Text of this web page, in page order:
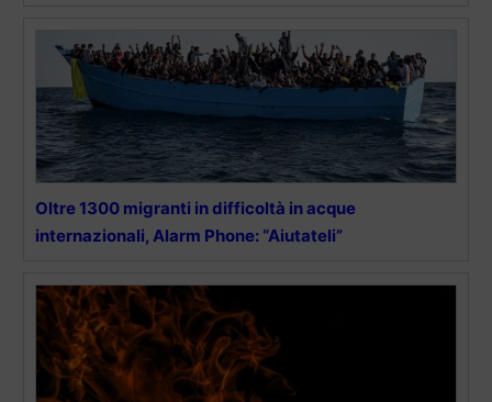
Oltre 1300 migranti in difficoltà in acque
internazionali, Alarm Phone: “Aiutateli”